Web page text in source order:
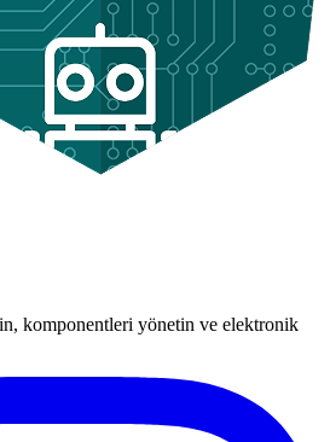
komponentleri yönetin ve elektronik